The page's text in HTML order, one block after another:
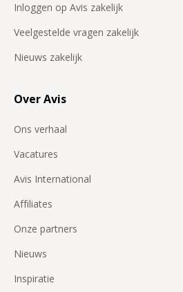
Inloggen op Avis zakelijk
Veelgestelde vragen zakelijk
Nieuws zakelijk
Over Avis
Ons verhaal
Vacatures
Avis International
Affiliates
Onze partners
Nieuws
Inspiratie